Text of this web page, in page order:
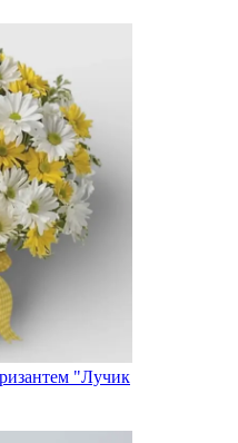
"Лучик